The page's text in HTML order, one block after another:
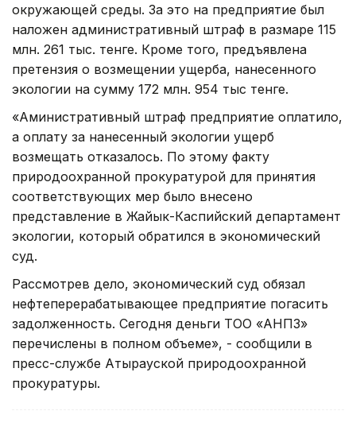
окружающей среды. За это на предприятие был
наложен административный штраф в размаре 115
млн. 261 тыс. тенге. Кроме того, предъявлена
претензия о возмещении ущерба, нанесенного
экологии на сумму 172 млн. 954 тыс тенге.
«Аминистративный штраф предприятие оплатило,
а оплату за нанесенный экологии ущерб
возмещать отказалось. По этому факту
природоохранной прокуратурой для принятия
соответствующих мер было внесено
представление в Жайык-Каспийский департамент
экологии, который обратился в экономический
суд.
Рассмотрев дело, экономический суд обязал
нефтеперерабатывающее предприятие погасить
задолженность. Сегодня деньги ТОО «АНПЗ»
перечислены в полном объеме», - сообщили в
пресс-службе Атырауской природоохранной
прокуратуры.